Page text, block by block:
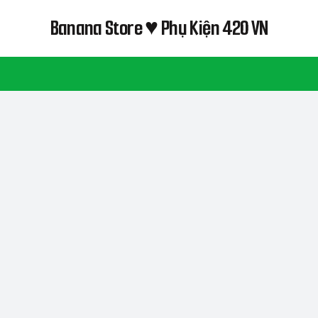
Banana Store ♥ Phụ Kiện 420 VN